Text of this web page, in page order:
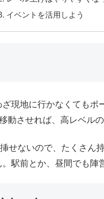
イベントを活用しよう
現地に行かなくても
動させれば、高レベル
せないので、たくさん
駅前とか、昼間でも陣